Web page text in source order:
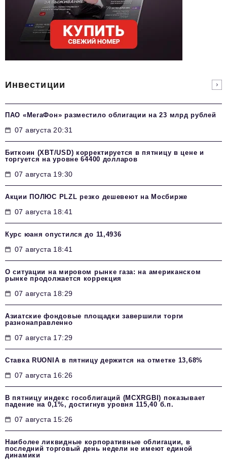
Инвестиции
ПАО «МегаФон» разместило облигации на 23 млрд рублей
07 августа 20:31
Биткоин (XBT/USD) корректируется в пятницу в цене и
торгуется на уровне 64400 долларов
07 августа 19:30
Акции ПОЛЮС PLZL резко дешевеют на Мосбирже
07 августа 18:41
Курс юаня опустился до 11,4936
07 августа 18:41
О ситуации на мировом рынке газа: на американском
рынке продолжается коррекция
07 августа 18:29
Азиатские фондовые площадки завершили торги
разнонаправленно
07 августа 17:29
Ставка RUONIA в пятницу держится на отметке 13,68%
07 августа 16:26
В пятницу индекс гособлигаций (MCXRGBI) показывает
падение на 0,1%, достигнув уровня 115,40 б.п.
07 августа 15:26
Наиболее ликвидные корпоративные облигации, в
последний торговый день недели не имеют единой
динамики